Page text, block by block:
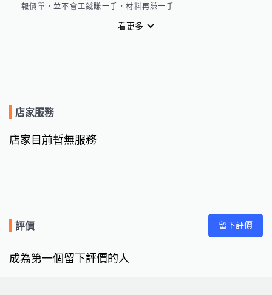
報價單，並不會工錢賺一手，材料再賺一手
看更多
店家服務
店家目前暫無服務
評價 留下評價
成為第一個留下評價的人